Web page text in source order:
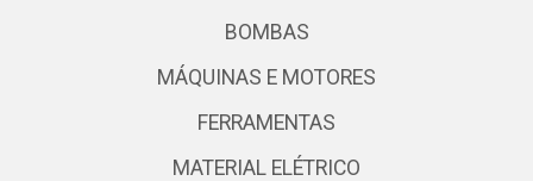
BOMBAS
MÁQUINAS E MOTORES
FERRAMENTAS
MATERIAL ELÉTRICO